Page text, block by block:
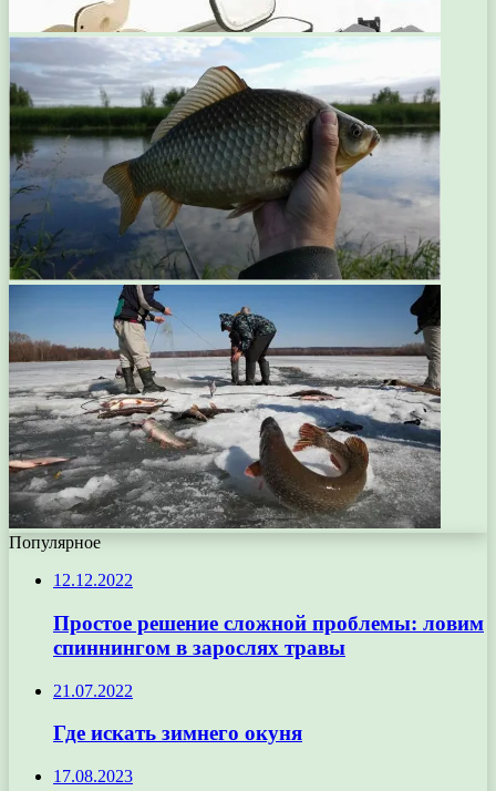
Популярное
12.12.2022
Простое решение сложной проблемы: ловим
спиннингом в зарослях травы
21.07.2022
Где искать зимнего окуня
17.08.2023